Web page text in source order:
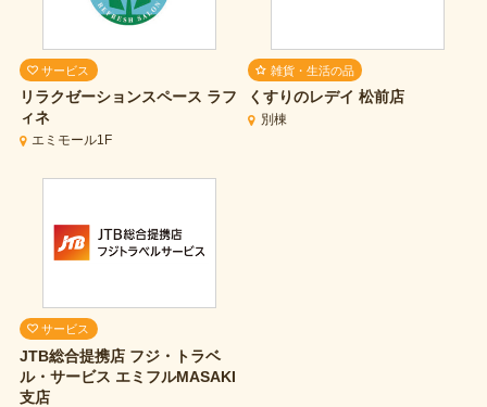
サービス
リラクゼーションスペース ラフ
ィネ
エミモール1F
雑貨・生活の品
くすりのレデイ 松前店
別棟
サービス
JTB総合提携店 フジ・トラベ
ル・サービス エミフルMASAKI
支店